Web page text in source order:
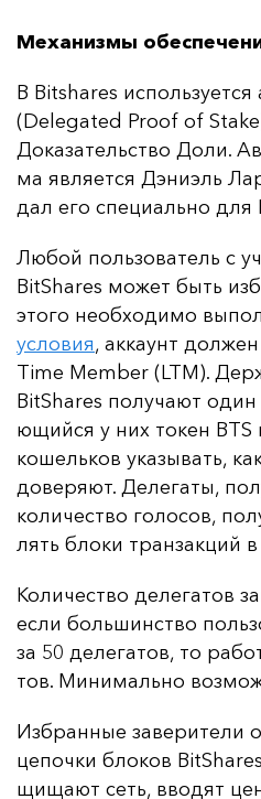
Механизмы
В Bitshares
(Delegated Proof of
До­ка­за­тель­ство До­ли.
ма яв­ля­ет­ся Дэ­ни­эль
дал его спе­ци­аль­но для
Лю­бой поль­зо­ва­тель с
BitShares мо­жет быть
это­го не­об­хо­ди­мо
ус­ло­вия, ак­ка­унт
Time Member (LTM).
BitShares по­лу­ча­ют
ющий­ся у них то­кен
ко­шель­ков ука­зы­вать,
до­ве­ря­ют. Де­ле­га­ты,
ко­ли­чес­тво го­ло­сов,
лять бло­ки тран­зак­ций в
Ко­ли­чес­тво де­ле­га­тов
ес­ли боль­шинс­тво
за 50 де­ле­га­тов, то
тов. Ми­ни­маль­но
Из­бран­ные за­ве­ри­те­ли
це­поч­ки бло­ков
щи­ща­ют сеть, вво­дят